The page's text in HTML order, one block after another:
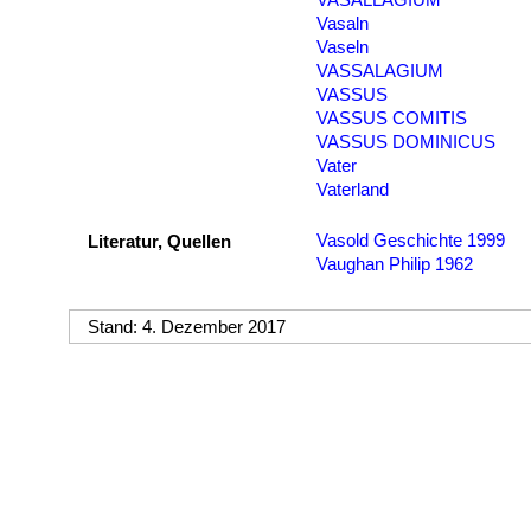
Vasaln
Vaseln
VASSALAGIUM
VASSUS
VASSUS COMITIS
VASSUS DOMINICUS
Vater
Vaterland
Literatur, Quellen
Vasold Geschichte 1999
Vaughan Philip 1962
Stand: 4. Dezember 2017